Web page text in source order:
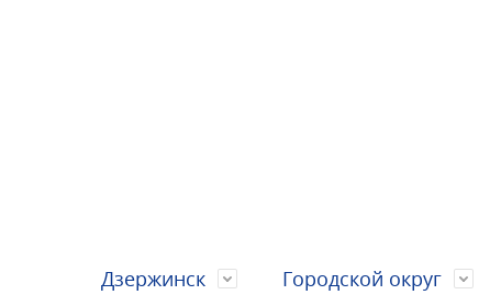
Дзержинск Городской округ